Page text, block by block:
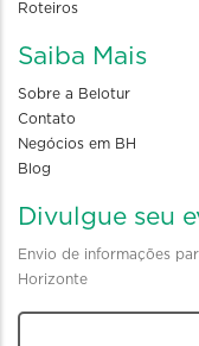
Roteiros
Saiba Mais
Sobre a Belotur
Contato
Negócios em BH
Blog
Divulgue seu
Envio de informações
Horizonte